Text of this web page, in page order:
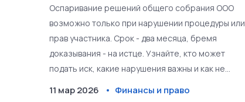
Оспаривание решений общего собрания ООО
возможно только при нарушении процедуры или
прав участника. Срок - два месяца, бремя
доказывания - на истце. Узнайте, кто может
подать иск, какие нарушения важны и как не
11 мар 2026 Финансы и право